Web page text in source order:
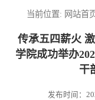
当前位置: 网站首
传承五四薪火
学院成功举办
干
发布时间：